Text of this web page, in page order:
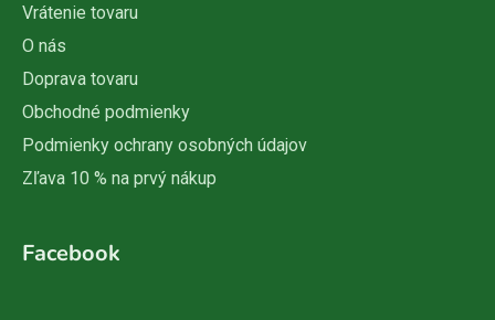
Vrátenie tovaru
O nás
Doprava tovaru
Obchodné podmienky
Podmienky ochrany osobných údajov
Zľava 10 % na prvý nákup
Facebook